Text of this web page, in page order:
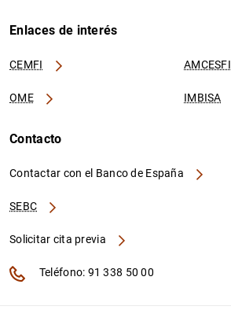
Enlaces de interés
CEMFI AMCESFI
OME IMBISA
Contacto
Contactar con el Banco de España
SEBC
Solicitar cita previa
Teléfono: 91 338 50 00